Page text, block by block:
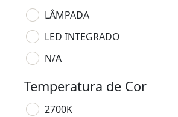
LÂMPADA
LED INTEGRADO
N/A
Temperatura de Cor
2700K